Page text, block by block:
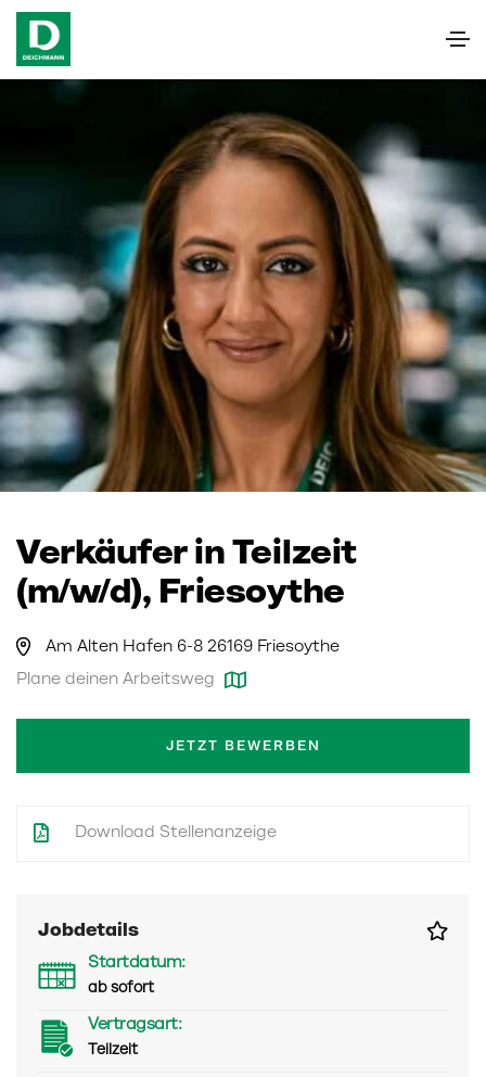
Verkäufer in Teilzeit
(m/w/d), Friesoythe
Am Alten Hafen 6-8 26169 Friesoythe
Plane deinen Arbeitsweg
JETZT BEWERBEN
Download Stellenanzeige
Jobdetails
Startdatum:
ab sofort
Vertragsart:
Teilzeit